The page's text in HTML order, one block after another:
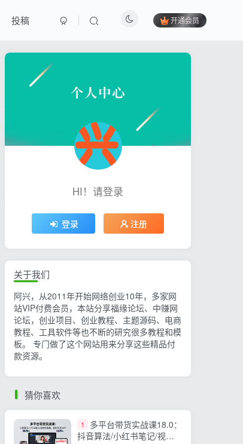
投稿 开通会员
HI！请登录
登录 注册
关于我们
阿兴，从2011年开始网络创业10年，多家网
站VIP付费会员，本站分享福缘论坛、中赚网
论坛，创业项目、创业教程、主题源码、电商
教程、工具软件等也不断的研究很多教程和模
板。 专门做了这个网站用来分享这些精品付
款资源。
猜你喜欢
1
多平台带货实战课18.0：
抖音算法/小红书笔记/视频